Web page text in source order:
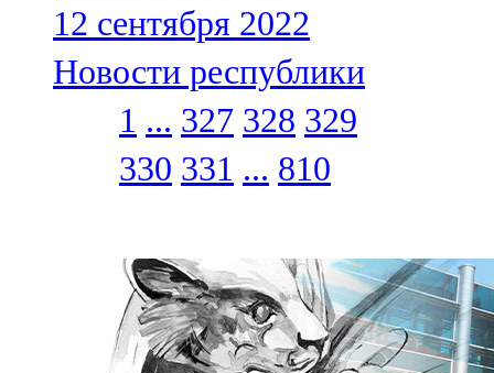
12 сентября 2022
Новости республики
1 ... 327 328 329
330 331 ... 810